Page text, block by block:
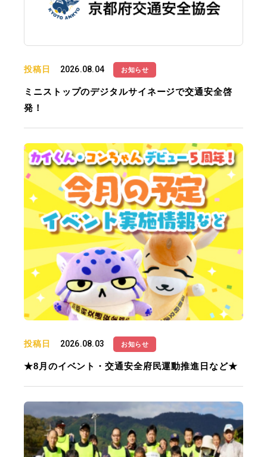
投稿日 2026.08.04 お知らせ
ミニストップのデジタルサイネージで交通安全啓
発！
投稿日 2026.08.03 お知らせ
★8月のイベント・交通安全府民運動推進日など★